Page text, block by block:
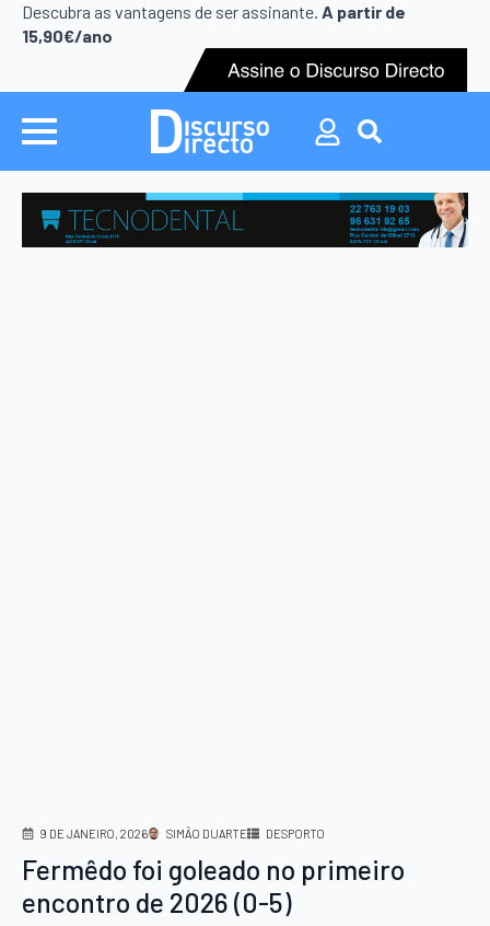
Descubra as vantagens de ser assinante. A partir de
15,90€/ano
Search
for:
Search
9 DE JANEIRO, 2026 SIMÃO DUARTE DESPORTO
Fermêdo foi goleado no primeiro
encontro de 2026 (0-5)